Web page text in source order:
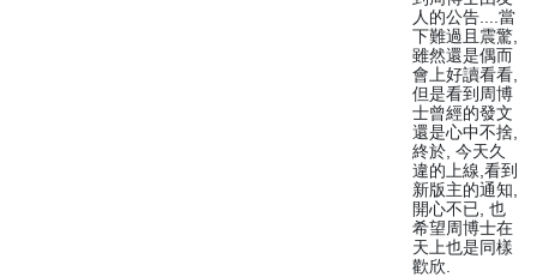
人的公告....當
下難過且震驚,
雖然還是偶而
會上好讀看看,
但是看到周博
士曾經的發文
還是心中不捨,
終於, 今天久
違的上線,看到
新版主的通知,
開心不已, 也
希望周博士在
天上也是同樣
歡欣.